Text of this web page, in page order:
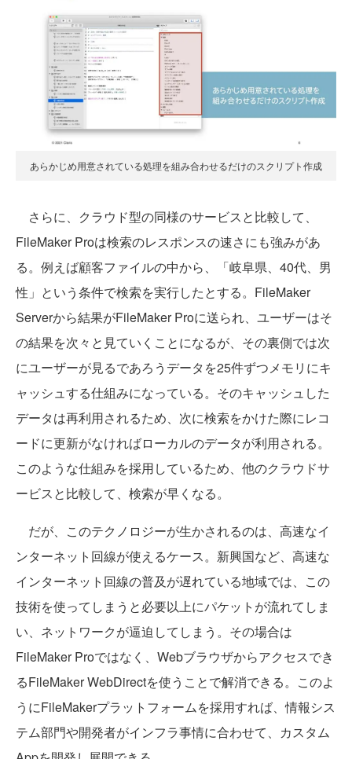
あらかじめ用意されている処理を組み合わせるだけのスクリプト作成
さらに、クラウド型の同様のサービスと比較して、
FileMaker Proは検索のレスポンスの速さにも強みがあ
る。例えば顧客ファイルの中から、「岐阜県、40代、男
性」という条件で検索を実行したとする。FileMaker
Serverから結果がFileMaker Proに送られ、ユーザーはそ
の結果を次々と見ていくことになるが、その裏側では次
にユーザーが見るであろうデータを25件ずつメモリにキ
ャッシュする仕組みになっている。そのキャッシュした
データは再利用されるため、次に検索をかけた際にレコ
ードに更新がなければローカルのデータが利用される。
このような仕組みを採用しているため、他のクラウドサ
ービスと比較して、検索が早くなる。
だが、このテクノロジーが生かされるのは、高速なイ
ンターネット回線が使えるケース。新興国など、高速な
インターネット回線の普及が遅れている地域では、この
技術を使ってしまうと必要以上にパケットが流れてしま
い、ネットワークが逼迫してしまう。その場合は
FileMaker Proではなく、Webブラウザからアクセスでき
るFileMaker WebDirectを使うことで解消できる。このよ
うにFileMakerプラットフォームを採用すれば、情報シス
テム部門や開発者がインフラ事情に合わせて、カスタム